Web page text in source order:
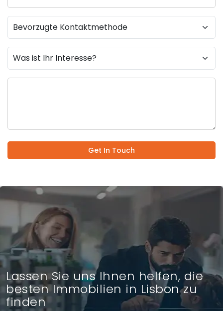
Get In Touch
Lassen Sie uns Ihnen helfen, die
besten Immobilien in Lisbon zu
finden